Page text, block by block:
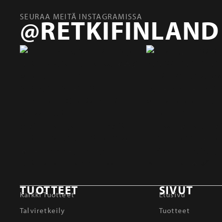
SEURAA MEITÄ INSTAGRAMISSA
@RETKIFINLAND
TUOTTEET
Kaikki Tuotteet
Talviretkeily
SIVUT
Etusivu
Tuotteet